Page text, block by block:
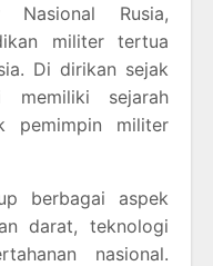
Nasional Rusia,
militer tertua
Di dirikan sejak
sejarah
pemimpin militer
berbagai aspek
darat, teknologi
nasional.